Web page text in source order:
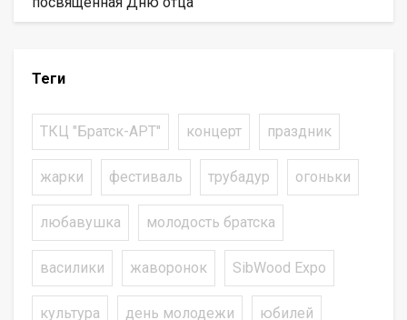
Теги
ТКЦ "Братск-АРТ" концерт праздник
жарки фестиваль трубадур огоньки
любавушка молодость братска
василики жаворонок SibWood Expo
культура день молодежи юбилей